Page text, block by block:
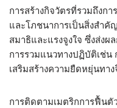
การสร้างกิจวัตรที่รวมถึงก
และโภชนาการเป็นสิ่งสำคั
สมาธิและแรงจูงใจ ซึ่งส่ง
การรวมแนวทางปฏิบัติเช่น
เสริมสร้างความยืดหยุ่นทาง
การติดตามเมตริกการฟื้นตั